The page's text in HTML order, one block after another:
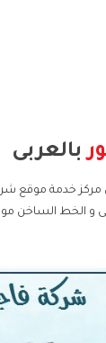
بالعربى
مركز خدمة موقع
و الخط الساخن